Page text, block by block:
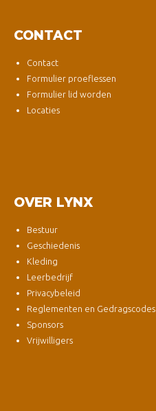
CONTACT
Contact
Formulier proeflessen
Formulier lid worden
Locaties
OVER LYNX
Bestuur
Geschiedenis
Kleding
Leerbedrijf
Privacybeleid
Reglementen en Gedragscodes
Sponsors
Vrijwilligers